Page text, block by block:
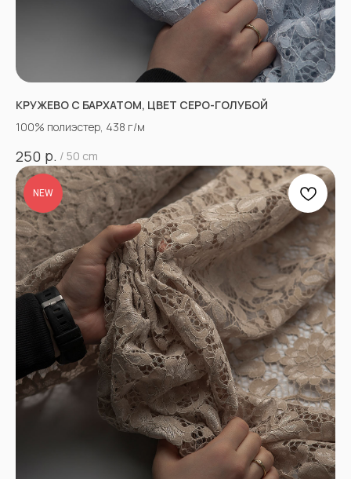
КРУЖЕВО С БАРХАТОМ, ЦВЕТ СЕРО-ГОЛУБОЙ
100% полиэстер, 438 г/м
250 р. / 50 cm
NEW